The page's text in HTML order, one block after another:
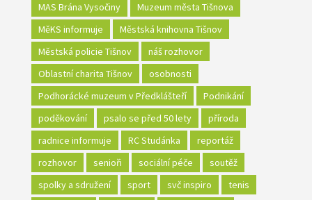
MAS Brána Vysočiny
Muzeum města Tišnova
MěKS informuje
Městská knihovna Tišnov
Městská policie Tišnov
náš rozhovor
Oblastní charita Tišnov
osobnosti
Podhorácké muzeum v Předklášteří
Podnikání
poděkování
psalo se před 50 lety
příroda
radnice informuje
RC Studánka
reportáž
rozhovor
senioři sociální péče
soutěž
spolky a sdružení
sport svč inspiro
tenis